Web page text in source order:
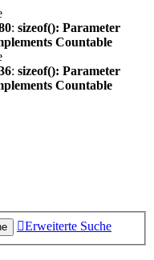
: sizeof(): Parameter
Countable
: sizeof(): Parameter
Countable
Erweiterte Suche